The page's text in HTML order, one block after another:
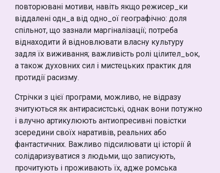
повторювані мотиви, навіть якщо режисер_ки
віддалені одн_а від одно_ої географічно: доля
спільнот, що зазнали маргіналізації; потреба
віднаходити й відновлювати власну культуру
задля їх виживання; важливість ролі цілител_ьок,
а також духовних сил і мистецьких практик для
протидії расизму.
Стрічки з цієї програми, можливо, не відразу
зчитуються як антирасистські, однак вони потужно
і влучно артикулюють антиопресивні повістки
зсередини своїх наративів, реальних або
фантастичних. Важливо підсилювати ці історії й
солідаризуватися з людьми, що записують,
прочитують і проживають їх, адже ромська